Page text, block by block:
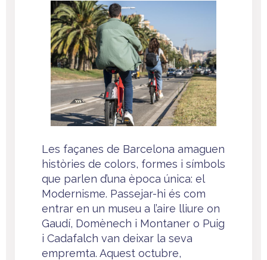
Les façanes de Barcelona amaguen
històries de colors, formes i símbols
que parlen d’una època única: el
Modernisme. Passejar-hi és com
entrar en un museu a l’aire lliure on
Gaudí, Domènech i Montaner o Puig
i Cadafalch van deixar la seva
empremta. Aquest octubre,